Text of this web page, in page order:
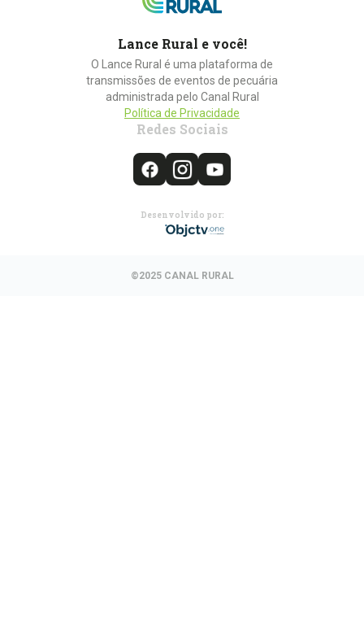
Lance Rural e você!
O Lance Rural é uma plataforma de
transmissões de eventos de pecuária
administrada pelo Canal Rural
Política de Privacidade
Redes Sociais
Desenvolvido por:
©2025 CANAL RURAL